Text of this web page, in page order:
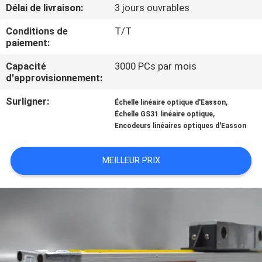
L'USINE
CONTRÔLE
QUALITÉ
CONTACTEZ-
NOUVELLES
Délai de livraison:
3 jours ouvrables
Conditions de
paiement:
T/T
Capacité
d'approvisionnement:
3000 PCs par mois
Surligner: Échelle linéaire optique d'Easson,
Échelle GS31 linéaire optique,
Encodeurs linéaires optiques d'Easson
MEILLEUR PRIX